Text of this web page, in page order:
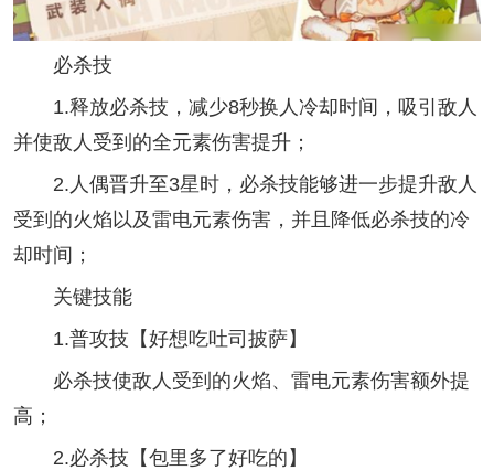
必杀技
1.释放必杀技，减少8秒换人冷却时间，吸引敌人
并使敌人受到的全元素伤害提升；
2.人偶晋升至3星时，必杀技能够进一步提升敌人
受到的火焰以及雷电元素伤害，并且降低必杀技的冷
却时间；
关键技能
1.普攻技【好想吃吐司披萨】
必杀技使敌人受到的火焰、雷电元素伤害额外提
高；
2.必杀技【包里多了好吃的】